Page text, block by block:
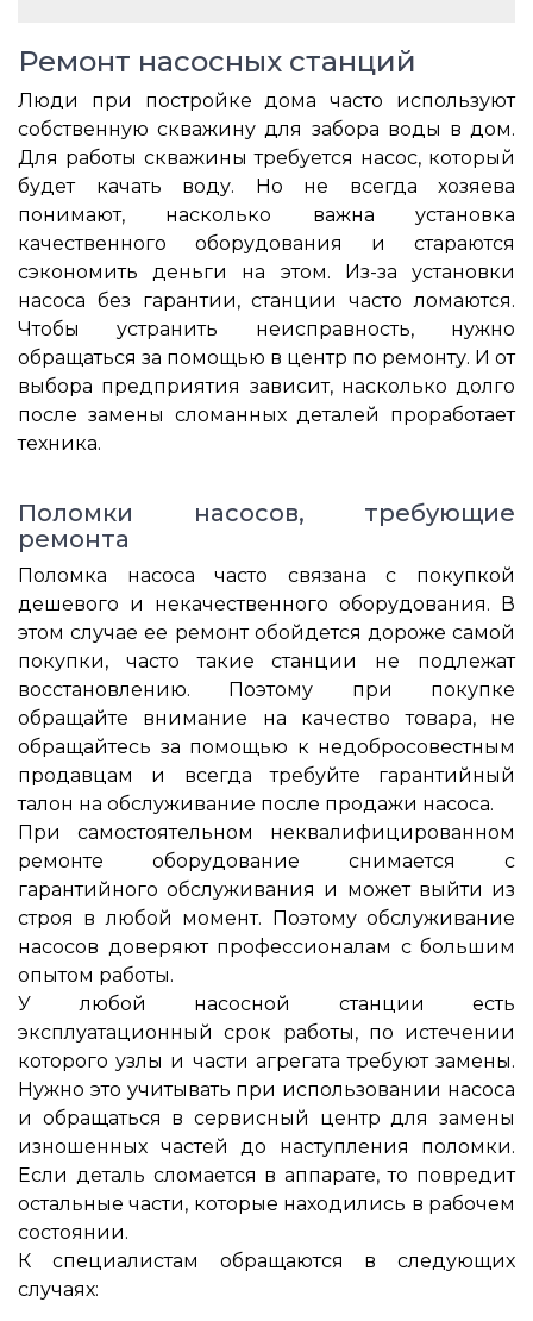
Ремонт насосных станций
Люди при постройке дома часто используют
собственную скважину для забора воды в дом.
Для работы скважины требуется насос, который
будет качать воду. Но не всегда хозяева
понимают, насколько важна установка
качественного оборудования и стараются
сэкономить деньги на этом. Из-за установки
насоса без гарантии, станции часто ломаются.
Чтобы устранить неисправность, нужно
обращаться за помощью в центр по ремонту. И от
выбора предприятия зависит, насколько долго
после замены сломанных деталей проработает
техника.
Поломки насосов, требующие
ремонта
Поломка насоса часто связана с покупкой
дешевого и некачественного оборудования. В
этом случае ее ремонт обойдется дороже самой
покупки, часто такие станции не подлежат
восстановлению. Поэтому при покупке
обращайте внимание на качество товара, не
обращайтесь за помощью к недобросовестным
продавцам и всегда требуйте гарантийный
талон на обслуживание после продажи насоса.
При самостоятельном неквалифицированном
ремонте оборудование снимается с
гарантийного обслуживания и может выйти из
строя в любой момент. Поэтому обслуживание
насосов доверяют профессионалам с большим
опытом работы.
У любой насосной станции есть
эксплуатационный срок работы, по истечении
которого узлы и части агрегата требуют замены.
Нужно это учитывать при использовании насоса
и обращаться в сервисный центр для замены
изношенных частей до наступления поломки.
Если деталь сломается в аппарате, то повредит
остальные части, которые находились в рабочем
состоянии.
К специалистам обращаются в следующих
случаях: